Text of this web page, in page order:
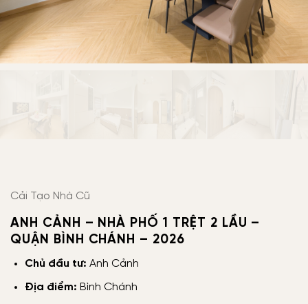
Cải Tạo Nhà Cũ
ANH CẢNH – NHÀ PHỐ 1 TRỆT 2 LẦU –
QUẬN BÌNH CHÁNH – 2026
Chủ đầu tư: Anh Cảnh
Địa điểm: Bình Chánh